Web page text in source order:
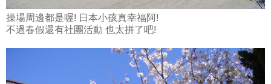
操場周邊都是喔! 日本小孩真幸福阿!
不過春假還有社團活動 也太拼了吧!